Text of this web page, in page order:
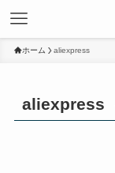
ホーム aliexpress
aliexpress